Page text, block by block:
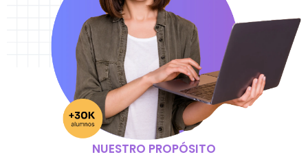
NUESTRO PROPÓSITO